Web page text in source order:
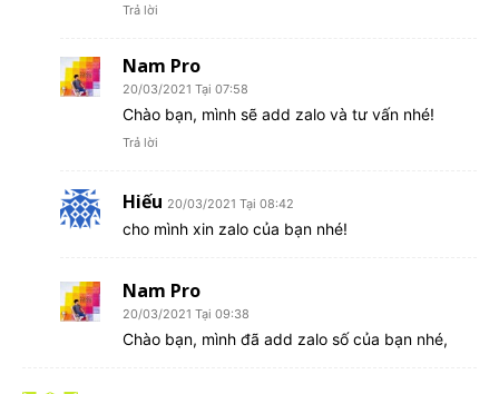
Trả lời
Nam Pro
20/03/2021 Tại 07:58
Chào bạn, mình sẽ add zalo và tư vấn nhé!
Trả lời
Hiếu 20/03/2021 Tại 08:42
cho mình xin zalo của bạn nhé!
Nam Pro
20/03/2021 Tại 09:38
Chào bạn, mình đã add zalo số của bạn nhé,